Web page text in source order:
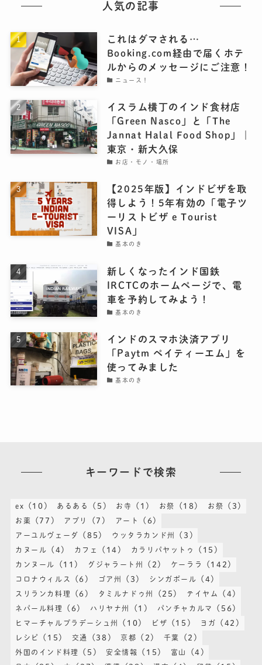
人気の記事
これはダマされる…
Booking.com経由で届くホテ
ルからのメッセージにご注意！
ニュース！
イスラム横丁のインド食材店
「Green Nasco」と「The
Jannat Halal Food Shop」｜
東京・新大久保
お店・モノ・場所
【2025年版】インドビザを取
得しよう！5年有効の「電子ツ
ーリストビザ e Tourist
VISA」
基本のき
新しくなったインド国鉄
IRCTCのホームページで、電
車を予約してみよう！
基本のき
インドのスマホ決済アプリ
「Paytm ペイティーエム」を
使ってみました
基本のき
キーワードで検索
ex (10) あるある (5) お寺 (1) お祭 (18) お祭 (3)
お薬 (77) アプリ (7) アート (6)
アーユルヴェーダ (85) ウッタラカンド州 (3)
カヌール (4) カフェ (14) カラリパヤットゥ (15)
カンヌール (11) グジャラート州 (2) ケーララ (142)
コロナウィルス (6) ゴア州 (3) シンガポール (4)
スリランカ料理 (6) タミルナドゥ州 (25) テイヤム (4)
ネパール料理 (6) ハリヤナ州 (1) パンチャカルマ (56)
ヒマーチャルプラデーシュ州 (10) ビザ (15) ヨガ (42)
レシピ (15) 交通 (38) 京都 (2) 千葉 (2)
外国のインド料理 (5) 安全情報 (15) 富山 (4)